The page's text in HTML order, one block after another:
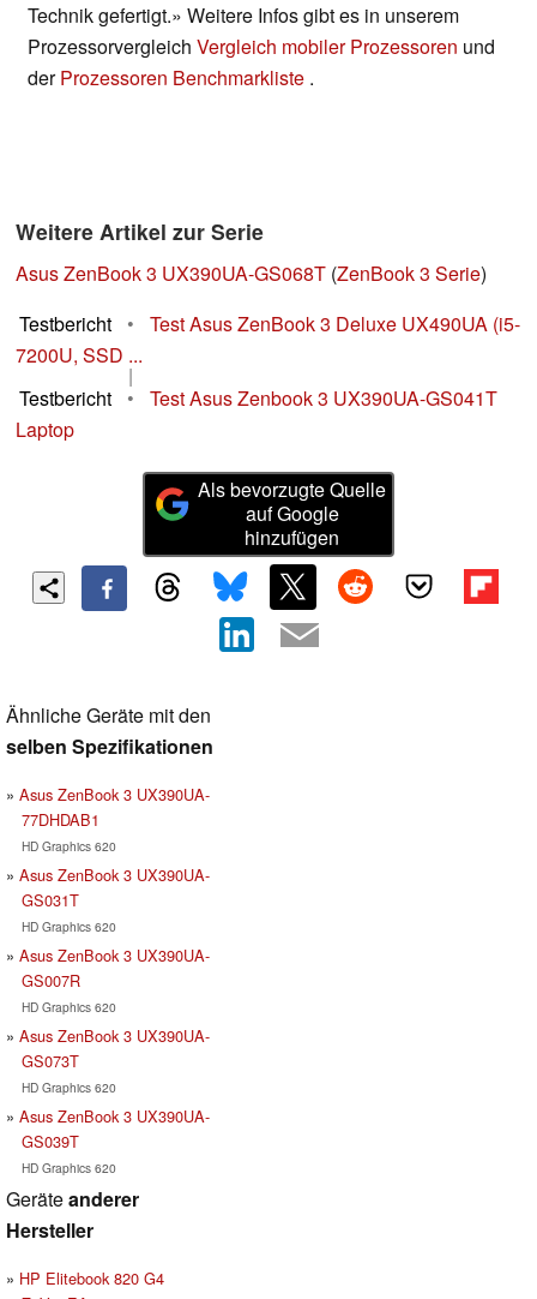
Technik gefertigt.» Weitere Infos gibt es in unserem
Prozessorvergleich Vergleich mobiler Prozessoren und
derProzessoren Benchmarkliste .
Weitere Artikel zur Serie
Asus ZenBook 3 UX390UA-GS068T (ZenBook 3 Serie)
Testbericht
•
Test Asus ZenBook 3 Deluxe UX490UA (i5-
7200U, SSD ...
|
Testbericht
•
Test Asus Zenbook 3 UX390UA-GS041T
Laptop
Als bevorzugte Quelle
auf Google
hinzufügen
Ähnliche Geräte mit den
selben Spezifikationen
Asus ZenBook 3 UX390UA-
77DHDAB1
HD Graphics 620
Asus ZenBook 3 UX390UA-
GS031T
HD Graphics 620
Asus ZenBook 3 UX390UA-
GS007R
HD Graphics 620
Asus ZenBook 3 UX390UA-
GS073T
HD Graphics 620
Asus ZenBook 3 UX390UA-
GS039T
HD Graphics 620
Geräteanderer
Hersteller
HP Elitebook 820 G4